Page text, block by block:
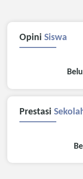
Opini Siswa
Prestasi